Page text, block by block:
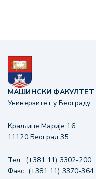
МАШИНСКИ ФАКУЛТЕТ
Универзитет у Београду
Краљице Марије 16
11120 Београд 35
Тел.: (+381 11) 3302-200
Факс: (+381 11) 3370-364